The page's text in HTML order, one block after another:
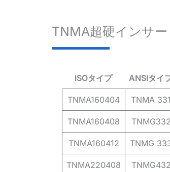
TNMA超硬インサ
ISOタイプ ANSIタイ
TNMA160404 TNMA 331
TNMA160408 TNMG332
TNMA160412 TNMG
TNMA220408 TNMG432